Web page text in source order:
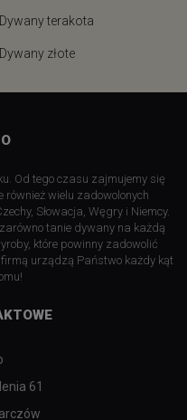
Dywany terakota
Dywany złote
Od tego czasu zajmujemy się
również wielu zadowolonych
Słowacja, Węgry i Niemcy.
tanie dywany na każdą
które powinny zadowolić
urządzą Państwo każdy kąt
61